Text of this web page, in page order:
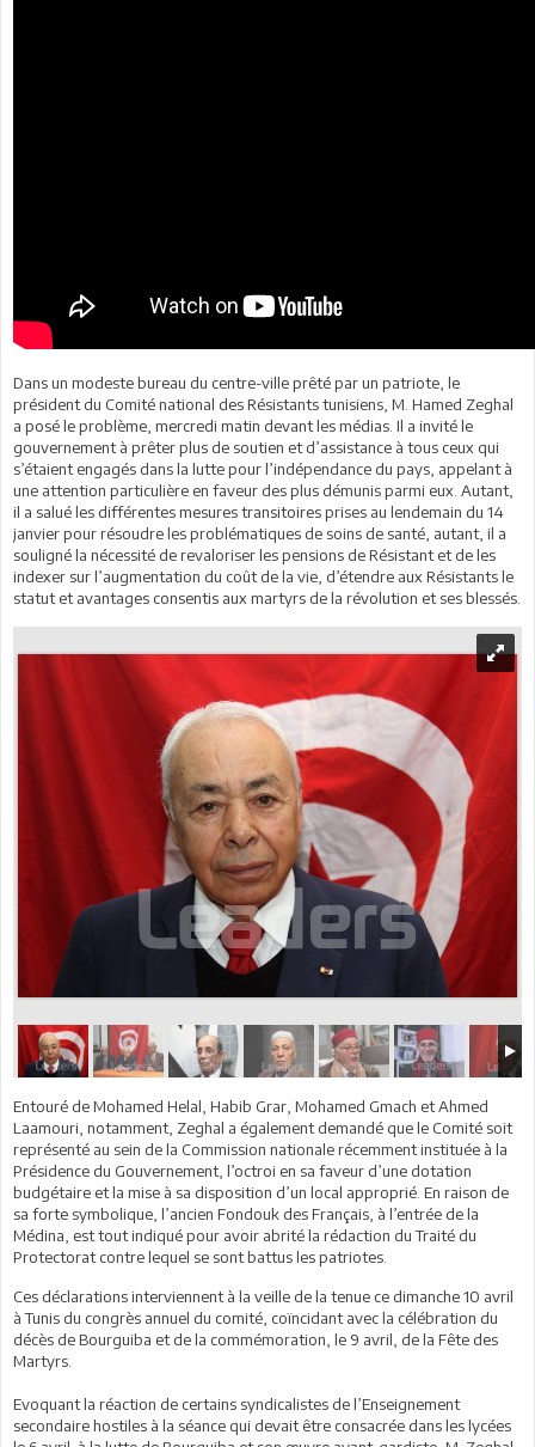
Dans un modeste bureau du centre-ville prêté par un patriote, le
président du Comité national des Résistants tunisiens, M. Hamed Zeghal
a posé le problème, mercredi matin devant les médias. Il a invité le
gouvernement à prêter plus de soutien et d’assistance à tous ceux qui
s’étaient engagés dans la lutte pour l’indépendance du pays, appelant à
une attention particulière en faveur des plus démunis parmi eux. Autant,
il a salué les différentes mesures transitoires prises au lendemain du 14
janvier pour résoudre les problématiques de soins de santé, autant, il a
souligné la nécessité de revaloriser les pensions de Résistant et de les
indexer sur l’augmentation du coût de la vie, d’étendre aux Résistants le
statut et avantages consentis aux martyrs de la révolution et ses blessés.
Entouré de Mohamed Helal, Habib Grar, Mohamed Gmach et Ahmed
Laamouri, notamment, Zeghal a également demandé que le Comité soit
représenté au sein de la Commission nationale récemment instituée à la
Présidence du Gouvernement, l’octroi en sa faveur d’une dotation
budgétaire et la mise à sa disposition d’un local approprié. En raison de
sa forte symbolique, l’ancien Fondouk des Français, à l’entrée de la
Médina, est tout indiqué pour avoir abrité la rédaction du Traité du
Protectorat contre lequel se sont battus les patriotes.
Ces déclarations interviennent à la veille de la tenue ce dimanche 10 avril
à Tunis du congrès annuel du comité, coïncidant avec la célébration du
décès de Bourguiba et de la commémoration, le 9 avril, de la Fête des
Martyrs.
Evoquant la réaction de certains syndicalistes de l’Enseignement
secondaire hostiles à la séance qui devait être consacrée dans les lycées